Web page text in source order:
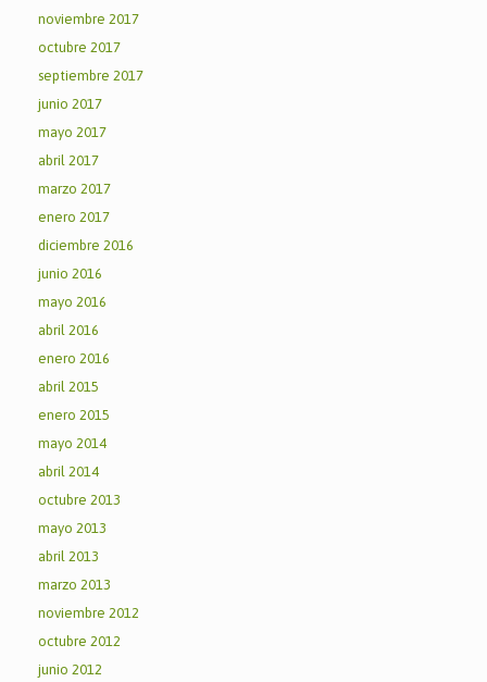
noviembre 2017
octubre 2017
septiembre 2017
junio 2017
mayo 2017
abril 2017
marzo 2017
enero 2017
diciembre 2016
junio 2016
mayo 2016
abril 2016
enero 2016
abril 2015
enero 2015
mayo 2014
abril 2014
octubre 2013
mayo 2013
abril 2013
marzo 2013
noviembre 2012
octubre 2012
junio 2012